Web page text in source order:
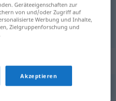
out-and-out
Geräteeigenschaften zur
von und/oder Zugriff auf
Werbung und Inhalte,
Zielgruppenforschung und
Akzeptieren